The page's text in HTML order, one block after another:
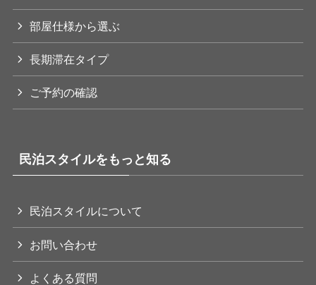
部屋仕様から選ぶ
長期滞在タイプ
ご予約の確認
民泊スタイルをもっと知る
民泊スタイルについて
お問い合わせ
よくある質問